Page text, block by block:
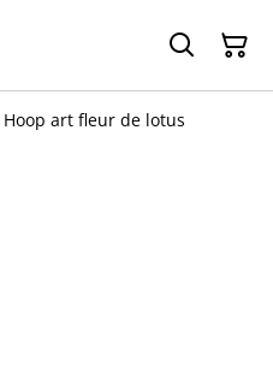
Hoop art fleur de lotus